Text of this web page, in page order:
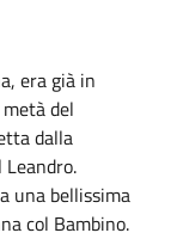
era già in
del
dalla
una bellissima
col Bambino.